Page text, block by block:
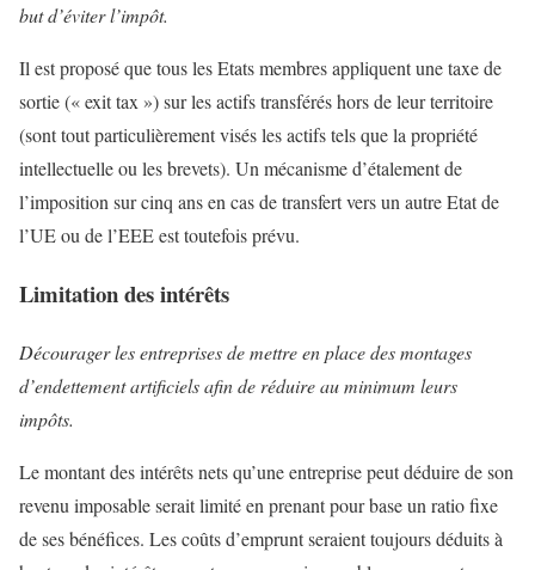
but d’éviter l’impôt.
Il est proposé que tous les Etats membres appliquent une taxe de
sortie (« exit tax ») sur les actifs transférés hors de leur territoire
(sont tout particulièrement visés les actifs tels que la propriété
intellectuelle ou les brevets). Un mécanisme d’étalement de
l’imposition sur cinq ans en cas de transfert vers un autre Etat de
l’UE ou de l’EEE est toutefois prévu.
Limitation des intérêts
Décourager les entreprises de mettre en place des montages
d’endettement artificiels afin de réduire au minimum leurs
impôts.
Le montant des intérêts nets qu’une entreprise peut déduire de son
revenu imposable serait limité en prenant pour base un ratio fixe
de ses bénéfices. Les coûts d’emprunt seraient toujours déduits à